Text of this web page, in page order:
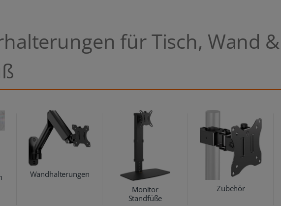
für Tisch, Wand &
Wandhalterungen
Monitor
Standfüße
Zubehör